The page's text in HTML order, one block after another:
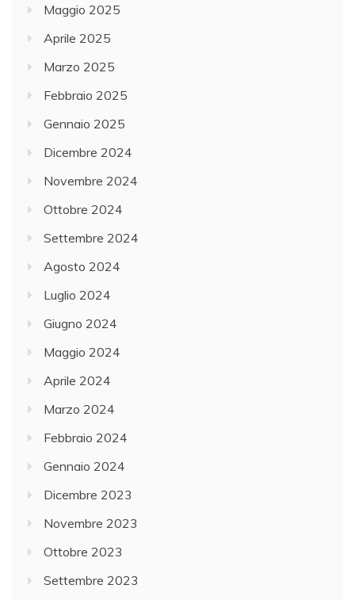
Maggio 2025
Aprile 2025
Marzo 2025
Febbraio 2025
Gennaio 2025
Dicembre 2024
Novembre 2024
Ottobre 2024
Settembre 2024
Agosto 2024
Luglio 2024
Giugno 2024
Maggio 2024
Aprile 2024
Marzo 2024
Febbraio 2024
Gennaio 2024
Dicembre 2023
Novembre 2023
Ottobre 2023
Settembre 2023